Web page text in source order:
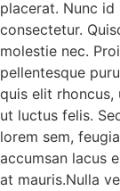
placerat. Nunc id
consectetur.
molestie nec.
pellentesque
quis elit
ut luctus felis.
lorem sem,
accumsan lacus
at mauris.Nulla